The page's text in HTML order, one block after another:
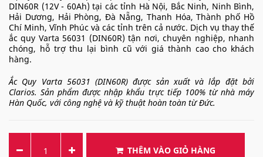
DIN60R (12V - 60Ah) tại các tỉnh Hà Nội, Bắc Ninh, Ninh Bình,
Hải Dương, Hải Phòng, Đà Nẵng, Thanh Hóa, Thành phố Hồ
Chí Minh, Vĩnh Phúc và các tỉnh trên cả nước. Dịch vụ thay thế
ắc quy Varta 56031 (DIN60R) tận nơi, chuyên nghiệp, nhanh
chóng, hỗ trợ thu lại bình cũ với giá thành cao cho khách
hàng.
Ắc Quy Varta 56031 (DIN60R) được sản xuất và lắp đặt bởi
Clarios. Sản phẩm được nhập khẩu trực tiếp 100% từ nhà máy
Hàn Quốc, với công nghệ và kỹ thuật hoàn toàn từ Đức.
THÊM VÀO GIỎ HÀNG